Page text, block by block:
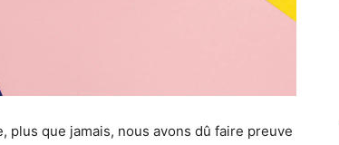
que jamais, nous avons dû faire preuve